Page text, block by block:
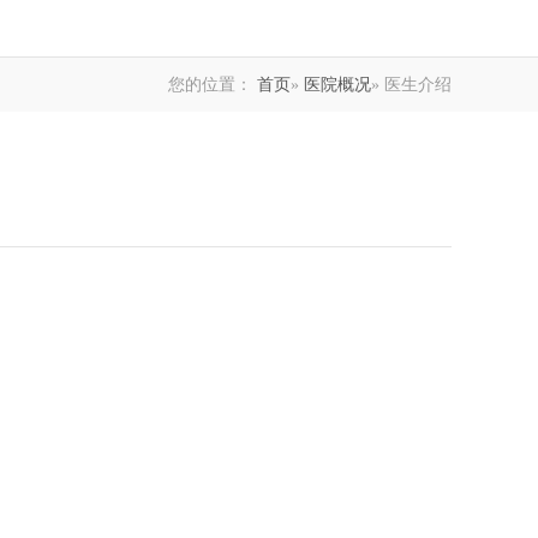
您的位置： 首页» 医院概况» 医生介绍